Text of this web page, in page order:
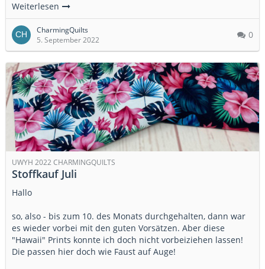
Weiterlesen
CharmingQuilts
5. September 2022
0
UWYH 2022 CHARMINGQUILTS
Stoffkauf Juli
Hallo
so, also - bis zum 10. des Monats durchgehalten, dann war
es wieder vorbei mit den guten Vorsätzen. Aber diese
"Hawaii" Prints konnte ich doch nicht vorbeiziehen lassen!
Die passen hier doch wie Faust auf Auge!